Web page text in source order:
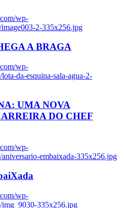
wp-
2-335x256.jpg
A BRAGA
wp-
da-esquina-sala-agua-2-
UMA NOVA
DO CHEF
wp-
embaixada-335x256.jpg
wp-
img_9030-335x256.jpg